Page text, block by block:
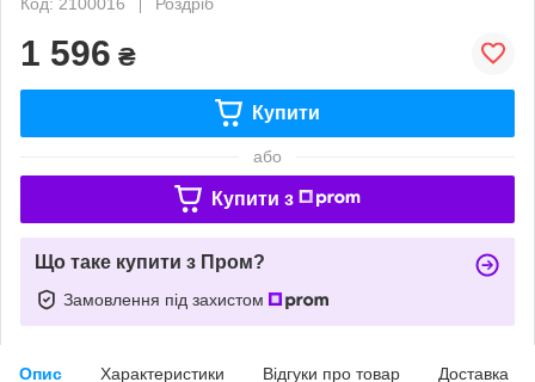
1 596 ₴
Купити
або
Купити з
Що таке купити з Пром?
Замовлення під захистом
Опис Характеристики Відгуки про товар Доставка